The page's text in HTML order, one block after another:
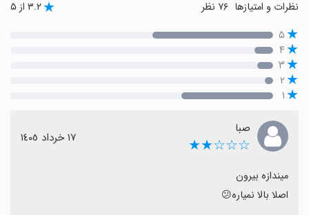
نظرات و امتیازها ۳.۲ از ۵
۵
۴
۳
۲
۱
صبا
☆☆☆★★ ١٧ خرداد ١٤٠٥
اصلا بالا نمیاره😕